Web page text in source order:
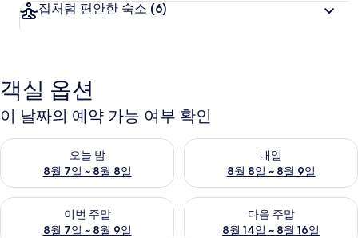
집처럼 편안한 숙소 (6)
객실 옵션
이 날짜의 예약 가능 여부 확인
오늘 밤
8월 7일 ~ 8월 8일
오늘 밤 예약 가능 여부 확인, 8월 7일 ~ 8월 8일
내일
8월 8일 ~ 8월 9일
내일 예약 가능 여부 확인, 8월
이번 주말
8월 7일 ~ 8월 9일
이번 주말 예약 가능 여부 확인, 8월 7일 ~ 8월 9일
다음 주말
8월 14일 ~ 8월 16일
다음 주말 예약 가능 여부 확인,